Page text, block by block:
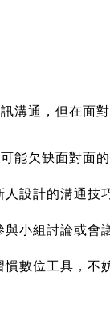
溝通，但在面
能欠缺面對面的
人設計的溝通技
與小組討論或會
慣數位工具，不